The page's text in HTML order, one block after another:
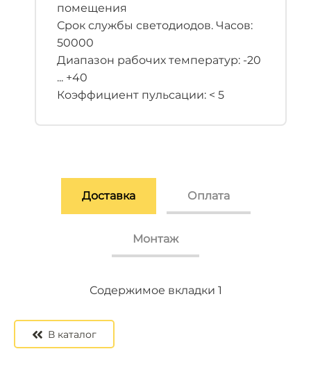
помещения
Срок службы светодиодов. Часов:
50000
Диапазон рабочих температур: -20
... +40
Коэффициент пульсации: < 5
Доставка Оплата
Монтаж
Содержимое вкладки 1
Содержимое вкладки 2
Содержимое вкладки 3
В каталог